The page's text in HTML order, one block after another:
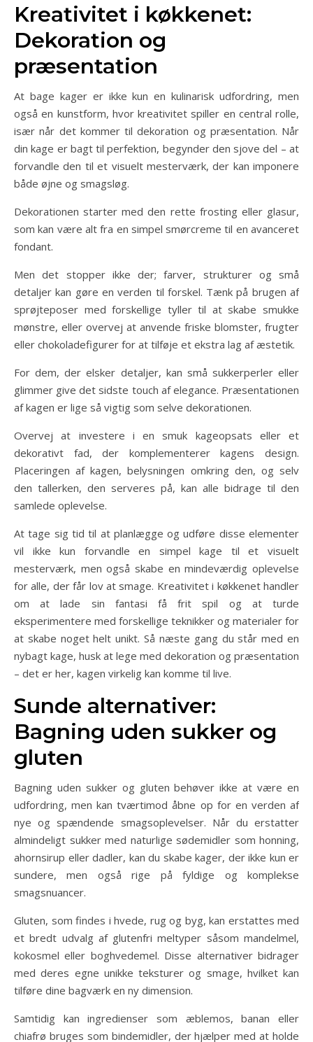
Kreativitet i køkkenet:
Dekoration og
præsentation
At bage kager er ikke kun en kulinarisk udfordring, men
også en kunstform, hvor kreativitet spiller en central rolle,
især når det kommer til dekoration og præsentation. Når
din kage er bagt til perfektion, begynder den sjove del – at
forvandle den til et visuelt mesterværk, der kan imponere
både øjne og smagsløg.
Dekorationen starter med den rette frosting eller glasur,
som kan være alt fra en simpel smørcreme til en avanceret
fondant.
Men det stopper ikke der; farver, strukturer og små
detaljer kan gøre en verden til forskel. Tænk på brugen af
sprøjteposer med forskellige tyller til at skabe smukke
mønstre, eller overvej at anvende friske blomster, frugter
eller chokoladefigurer for at tilføje et ekstra lag af æstetik.
For dem, der elsker detaljer, kan små sukkerperler eller
glimmer give det sidste touch af elegance. Præsentationen
af kagen er lige så vigtig som selve dekorationen.
Overvej at investere i en smuk kageopsats eller et
dekorativt fad, der komplementerer kagens design.
Placeringen af kagen, belysningen omkring den, og selv
den tallerken, den serveres på, kan alle bidrage til den
samlede oplevelse.
At tage sig tid til at planlægge og udføre disse elementer
vil ikke kun forvandle en simpel kage til et visuelt
mesterværk, men også skabe en mindeværdig oplevelse
for alle, der får lov at smage. Kreativitet i køkkenet handler
om at lade sin fantasi få frit spil og at turde
eksperimentere med forskellige teknikker og materialer for
at skabe noget helt unikt. Så næste gang du står med en
nybagt kage, husk at lege med dekoration og præsentation
– det er her, kagen virkelig kan komme til live.
Sunde alternativer:
Bagning uden sukker og
gluten
Bagning uden sukker og gluten behøver ikke at være en
udfordring, men kan tværtimod åbne op for en verden af
nye og spændende smagsoplevelser. Når du erstatter
almindeligt sukker med naturlige sødemidler som honning,
ahornsirup eller dadler, kan du skabe kager, der ikke kun er
sundere, men også rige på fyldige og komplekse
smagsnuancer.
Gluten, som findes i hvede, rug og byg, kan erstattes med
et bredt udvalg af glutenfri meltyper såsom mandelmel,
kokosmel eller boghvedemel. Disse alternativer bidrager
med deres egne unikke teksturer og smage, hvilket kan
tilføre dine bagværk en ny dimension.
Samtidig kan ingredienser som æblemos, banan eller
chiafrø bruges som bindemidler, der hjælper med at holde